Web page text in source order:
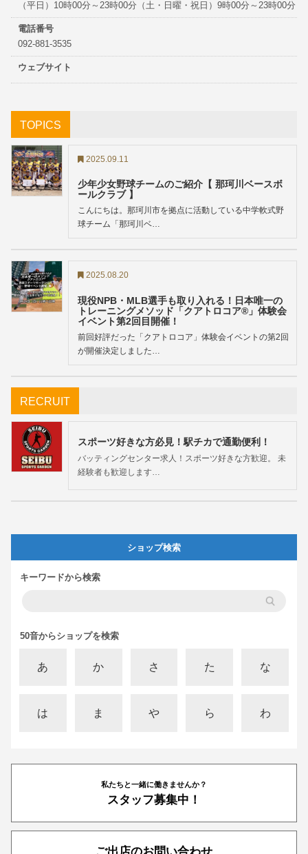
（平日）10時00分～23時00分（土・日曜・祝日）9時00分～23時00分
電話番号
092‐881‐3535
ウェブサイト
TOPICS
2025.09.11
少年少女野球チームのご紹介【 那珂川ベースボ
ールクラブ 】
こんにちは。那珂川市を拠点に活動している中学軟式野
球チーム「那珂川ベ…
2025.08.20
現役NPB・MLB選手も取り入れる！日本唯一の
トレーニングメソッド「クアトロコア®︎」体験会
イベント第2回目開催！
前回好評だった「クアトロコア」体験会イベントの第2回
が開催決定しました…
RECRUIT
スポーツ好きな方必見！駅チカで通勤便利！
バッティングセンター求人！スポーツ好きな方歓迎。 未
経験者も歓迎します…
ショップ検索
キーワードから検索
50音からショップを検索
あ か さ た な
は ま や ら わ
私たちと一緒に働きませんか？
スタッフ募集中！
ご出店のお問い合わせ